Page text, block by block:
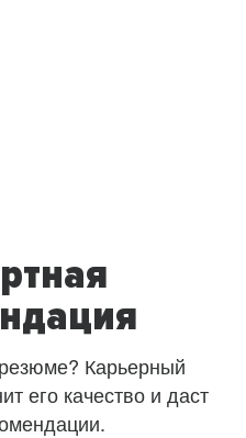
Карьерный
его качество и даст